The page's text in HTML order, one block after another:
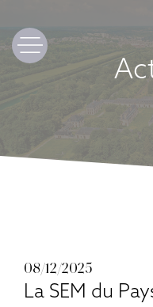
08/12/2025
La SEM du